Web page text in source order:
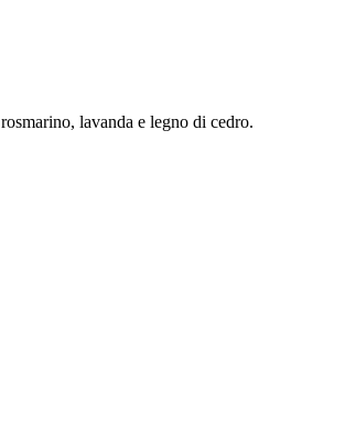
lavanda e legno di cedro.